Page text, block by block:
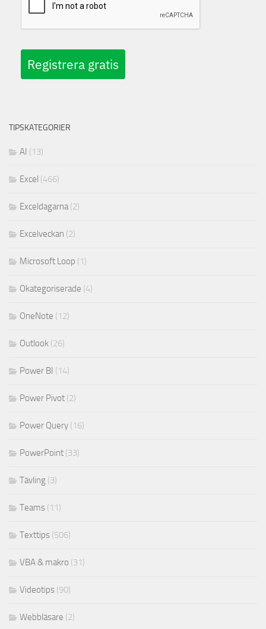
Registrera gratis
TIPSKATEGORIER
AI (13)
Excel (466)
Exceldagarna(2)
Excelveckan (2)
Microsoft Loop (1)
Okategoriserade (4)
OneNote (12)
Outlook (26)
Power BI (14)
Power Pivot (2)
Power Query (16)
PowerPoint (33)
Tävling (3)
Teams (11)
Texttips (506)
VBA & makro (31)
Videotips (90)
Webbläsare (2)